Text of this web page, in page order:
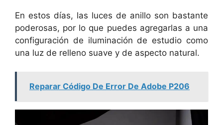
En estos días, las luces de anillo son bastante
poderosas, por lo que puedes agregarlas a una
configuración de iluminación de estudio como
una luz de relleno suave y de aspecto natural.
Reparar Código De Error De Adobe P206